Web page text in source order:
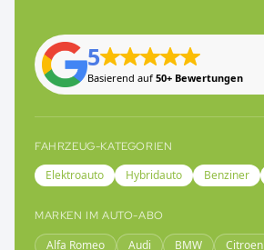
5
Basierend auf50+ Bewertungen
FAHRZEUG-KATEGORIEN
Elektroauto Hybridauto Benziner
MARKEN IM AUTO-ABO
Alfa Romeo Audi BMW Citroen